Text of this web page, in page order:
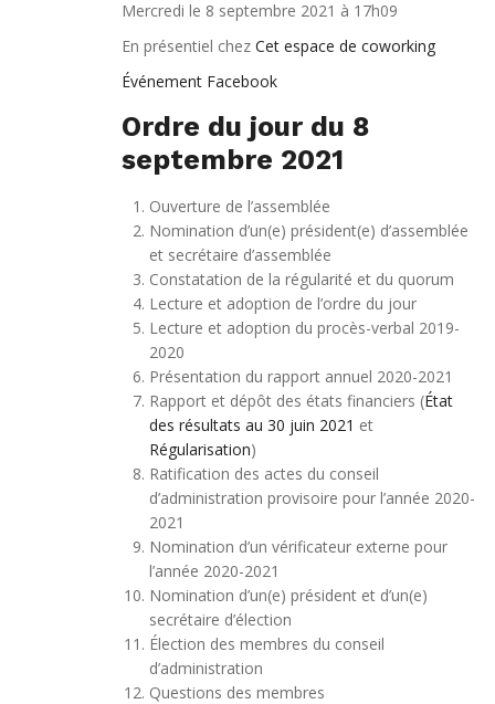
Mercredi le 8 septembre 2021 à 17h09
En présentiel chez Cet espace de coworking
Événement Facebook
Ordre du jour du 8
septembre 2021
Ouverture de l’assemblée
Nomination d’un(e) président(e) d’assemblée
et secrétaire d’assemblée
Constatation de la régularité et du quorum
Lecture et adoption de l’ordre du jour
Lecture et adoption du procès-verbal 2019-
2020
Présentation du rapport annuel 2020-2021
Rapport et dépôt des états financiers (État
des résultats au 30 juin 2021 et
Régularisation)
Ratification des actes du conseil
d’administration provisoire pour l’année 2020-
2021
Nomination d’un vérificateur externe pour
l’année 2020-2021
Nomination d’un(e) président et d’un(e)
secrétaire d’élection
Élection des membres du conseil
d’administration
Questions des membres